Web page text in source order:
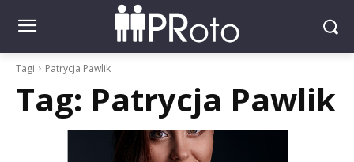
Tagi Patrycja Pawlik
Tag: Patrycja Pawlik